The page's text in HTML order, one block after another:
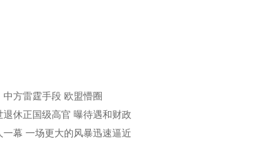
中方雷霆手段 欧盟懵圈
退休正国级高官 曝待遇和财政
一幕 一场更大的风暴迅速逼近